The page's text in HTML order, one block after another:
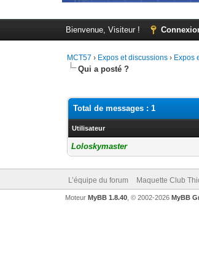
Bienvenue, Visiteur !
MCT57 › Expos et discussions › Expos
Qui a posté ?
Total de messages : 1
Utilisateur
Loloskymaster
L’équipe du forum Maquette Club
Moteur MyBB 1.8.40, © 2002-2026 MyBB